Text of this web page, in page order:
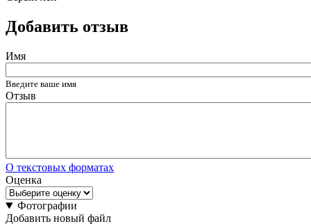
Добавить отзыв
Имя
Введите ваше имя
Отзыв
О текстовых форматах
Оценка
Фотографии
Добавить новый файл